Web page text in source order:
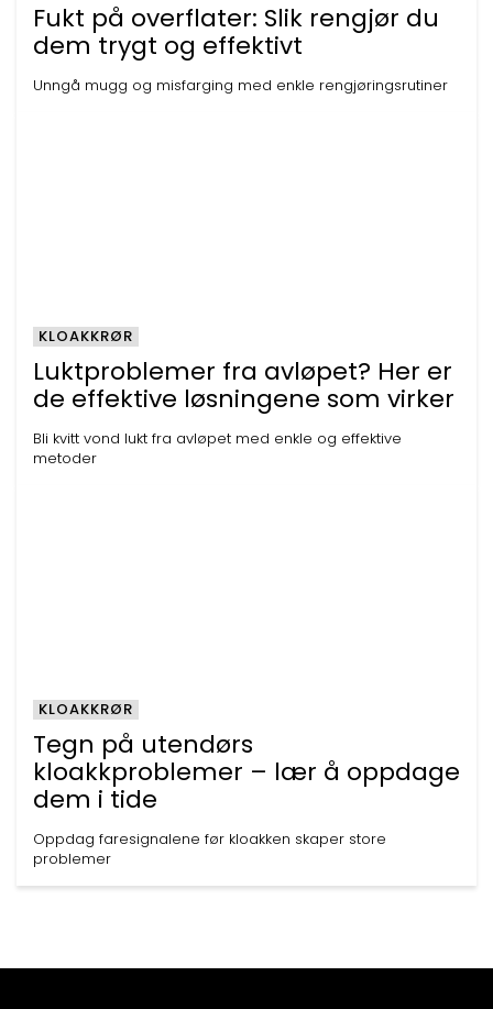
Fukt på overflater: Slik rengjør du
dem trygt og effektivt
Unngå mugg og misfarging med enkle rengjøringsrutiner
Luktproblemer fra avløpet? Her er
de effektive løsningene som virker
Bli kvitt vond lukt fra avløpet med enkle og effektive
metoder
KLOAKKRØR
Tegn på utendørs
kloakkproblemer – lær å oppdage
dem i tide
Oppdag faresignalene før kloakken skaper store
problemer
KLOAKKRØR